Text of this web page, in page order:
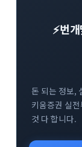
⚡️번
돈 되는 정보,
키움증권 실
것 다 합니다.